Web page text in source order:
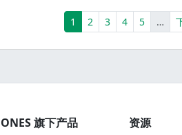
1 (current)
2 3 4 5 …
ONES 旗下产品 资源